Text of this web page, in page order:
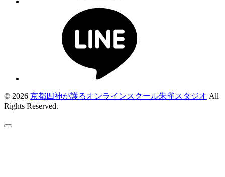
© 2026 京都四神が護るオンラインスクール朱雀スタジオ All
Rights Reserved.